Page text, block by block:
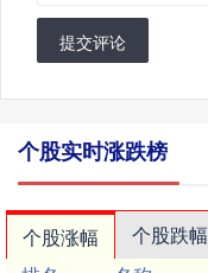
提交评论
个股实时涨跌榜
个股涨幅 个股跌幅